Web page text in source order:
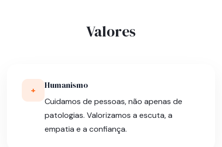
Valores
+ Humanismo
Cuidamos de pessoas, não apenas de
patologias. Valorizamos a escuta, a
empatia e a confiança.